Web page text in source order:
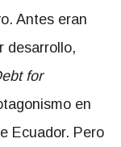
Antes eran
desarrollo,
for
en
Ecuador. Pero